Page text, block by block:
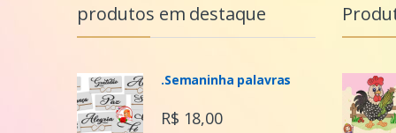
produtos em destaque
.Semaninha palavras
R$ 18,00